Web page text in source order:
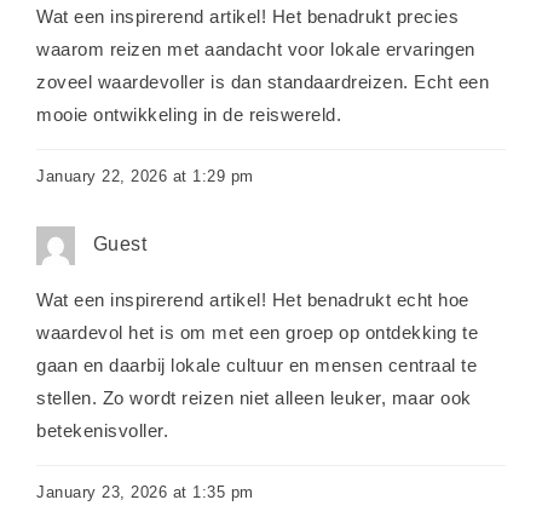
Wat een inspirerend artikel! Het benadrukt precies
waarom reizen met aandacht voor lokale ervaringen
zoveel waardevoller is dan standaardreizen. Echt een
mooie ontwikkeling in de reiswereld.
January 22, 2026 at 1:29 pm
Guest
Wat een inspirerend artikel! Het benadrukt echt hoe
waardevol het is om met een groep op ontdekking te
gaan en daarbij lokale cultuur en mensen centraal te
stellen. Zo wordt reizen niet alleen leuker, maar ook
betekenisvoller.
January 23, 2026 at 1:35 pm